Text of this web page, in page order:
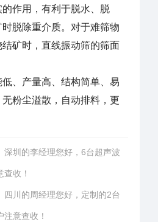
作用，有利于脱水、脱
脱除重介质。对于难筛物
矿时，直线振动筛的筛面
、产量高、结构简单、易
粉尘溢散，自动排料，更
深圳的李经理您好，6台超声波
收！
四川的周经理您好，定制的2台
意查收！